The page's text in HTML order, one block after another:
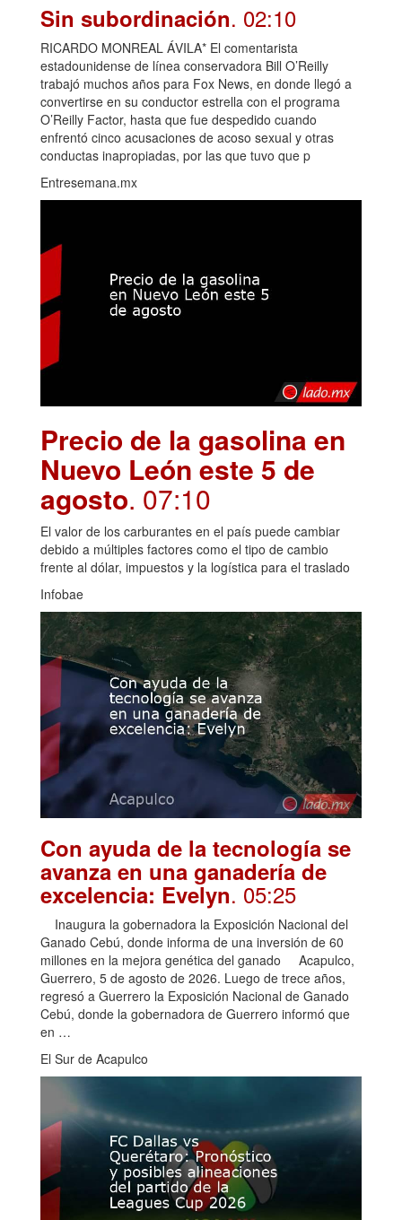
Sin subordinación. 02:10
RICARDO MONREAL ÁVILA* El comentarista
estadounidense de línea conservadora Bill O’Reilly
trabajó muchos años para Fox News, en donde llegó a
convertirse en su conductor estrella con el programa
O’Reilly Factor, hasta que fue despedido cuando
enfrentó cinco acusaciones de acoso sexual y otras
conductas inapropiadas, por las que tuvo que p
Entresemana.mx
Precio de la gasolina en
Nuevo León este 5 de
agosto. 07:10
El valor de los carburantes en el país puede cambiar
debido a múltiples factores como el tipo de cambio
frente al dólar, impuestos y la logística para el traslado
Infobae
Con ayuda de la tecnología se
avanza en una ganadería de
excelencia: Evelyn. 05:25
Inaugura la gobernadora la Exposición Nacional del
Ganado Cebú, donde informa de una inversión de 60
millones en la mejora genética del ganado Acapulco,
Guerrero, 5 de agosto de 2026. Luego de trece años,
regresó a Guerrero la Exposición Nacional de Ganado
Cebú, donde la gobernadora de Guerrero informó que
en …
El Sur de Acapulco